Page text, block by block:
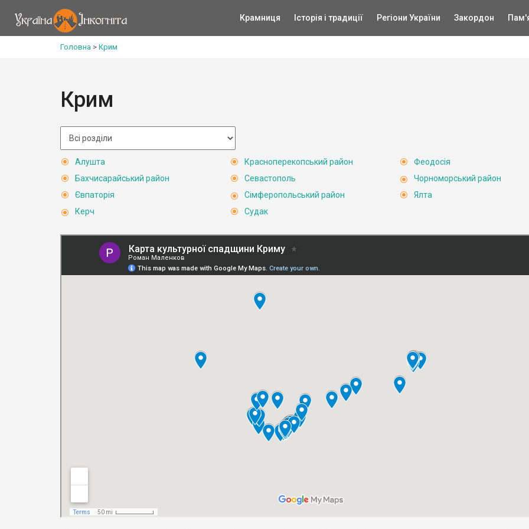
Крамниця Історія і традиції Регіони України Закордон
Головна > Крим
Крим
Алушта
Бахчисарайський район
Євпаторія
Керч
Красноперекопський район
Севастополь
Сімферопольський район
Судак
Феодосія
Чорноморський район
Ялта